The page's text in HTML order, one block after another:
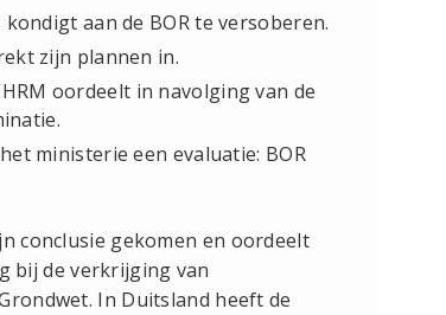
kondigt aan de BOR te versoberen.
zijn plannen in.
oordeelt in navolging van de
ministerie een evaluatie: BOR
conclusie gekomen en oordeelt
bij de verkrijging van
In Duitsland heeft de